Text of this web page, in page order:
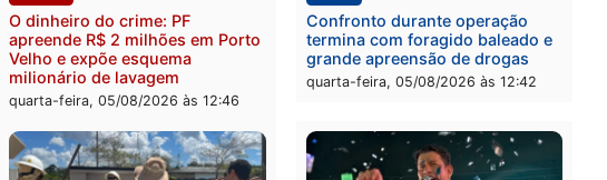
Política
Jônatas França é aprovado na
convenção e confirmado
candidato a deputado federal
pelo Republicanos
quarta-feira, 05/08/2026 às 15:52
Brasil
TCE reúne candidatos ao
Governo e apresenta
diagnóstico que pode
quarta-feira, 05/08/2026 às